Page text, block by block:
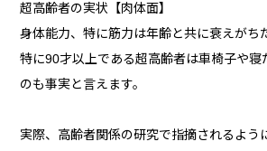
超高齢者の実状【肉体面】
身体能力、特に筋力は年齢と共に衰えがち
特に90才以上である超高齢者は車椅子や寝
のも事実と言えます。
実際、高齢者関係の研究で指摘されるよう